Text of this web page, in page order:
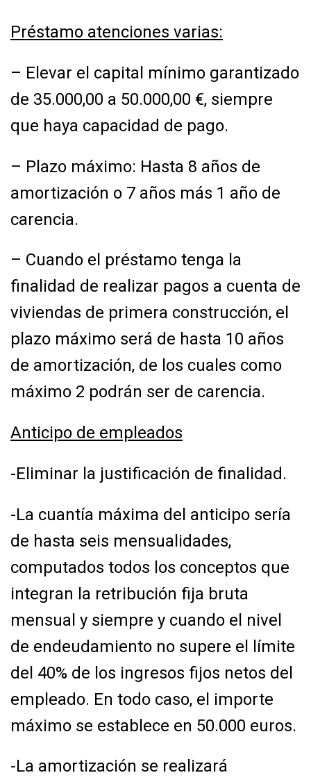
Préstamo atenciones varias:
– Elevar el capital mínimo garantizado
de 35.000,00 a 50.000,00 €, siempre
que haya capacidad de pago.
– Plazo máximo: Hasta 8 años de
amortización o 7 años más 1 año de
carencia.
– Cuando el préstamo tenga la
finalidad de realizar pagos a cuenta de
viviendas de primera construcción, el
plazo máximo será de hasta 10 años
de amortización, de los cuales como
máximo 2 podrán ser de carencia.
Anticipo de empleados
-Eliminar la justificación de finalidad.
-La cuantía máxima del anticipo sería
de hasta seis mensualidades,
computados todos los conceptos que
integran la retribución fija bruta
mensual y siempre y cuando el nivel
de endeudamiento no supere el límite
del 40% de los ingresos fijos netos del
empleado. En todo caso, el importe
máximo se establece en 50.000 euros.
-La amortización se realizará